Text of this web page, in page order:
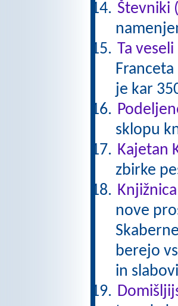
Števniki
Ta
je kar
sklopu
Kajetan
zbirke
nove
berejo
in